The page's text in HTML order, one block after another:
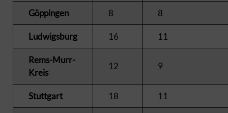
Göppingen 8 8
Ludwigsburg 16 11
Rems-Murr-
Kreis
12 9
Stuttgart 18 11